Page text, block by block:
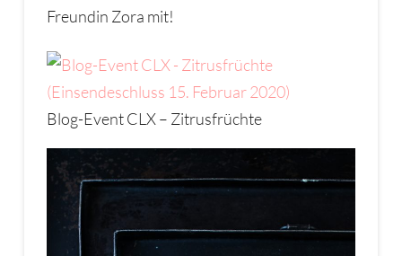
Freundin Zora mit!
Blog-Event CLX – Zitrusfrüchte